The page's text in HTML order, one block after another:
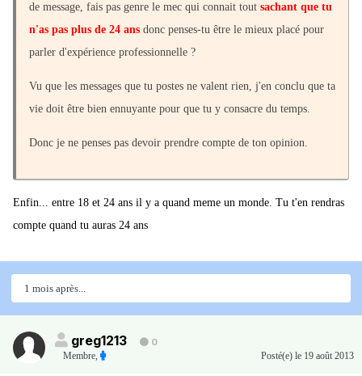
de message, fais pas genre le mec qui connait tout sachant que tu
n'as pas plus de 24 ans donc penses-tu être le mieux placé pour
parler d'expérience professionnelle ?
Vu que les messages que tu postes ne valent rien, j'en conclu que ta
vie doit être bien ennuyante pour que tu y consacre du temps.
Donc je ne penses pas devoir prendre compte de ton opinion.
Enfin... entre 18 et 24 ans il y a quand meme un monde. Tu t'en rendras
compte quand tu auras 24 ans
1 mois après...
greg1213
0
Membre, Posté(e) le 19 août 2013